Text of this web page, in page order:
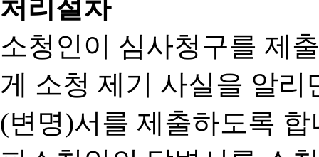
처리절차
소청인이 심사청구를 제
게 소청 제기 사실을 알
(변명)서를 제출하도록 합